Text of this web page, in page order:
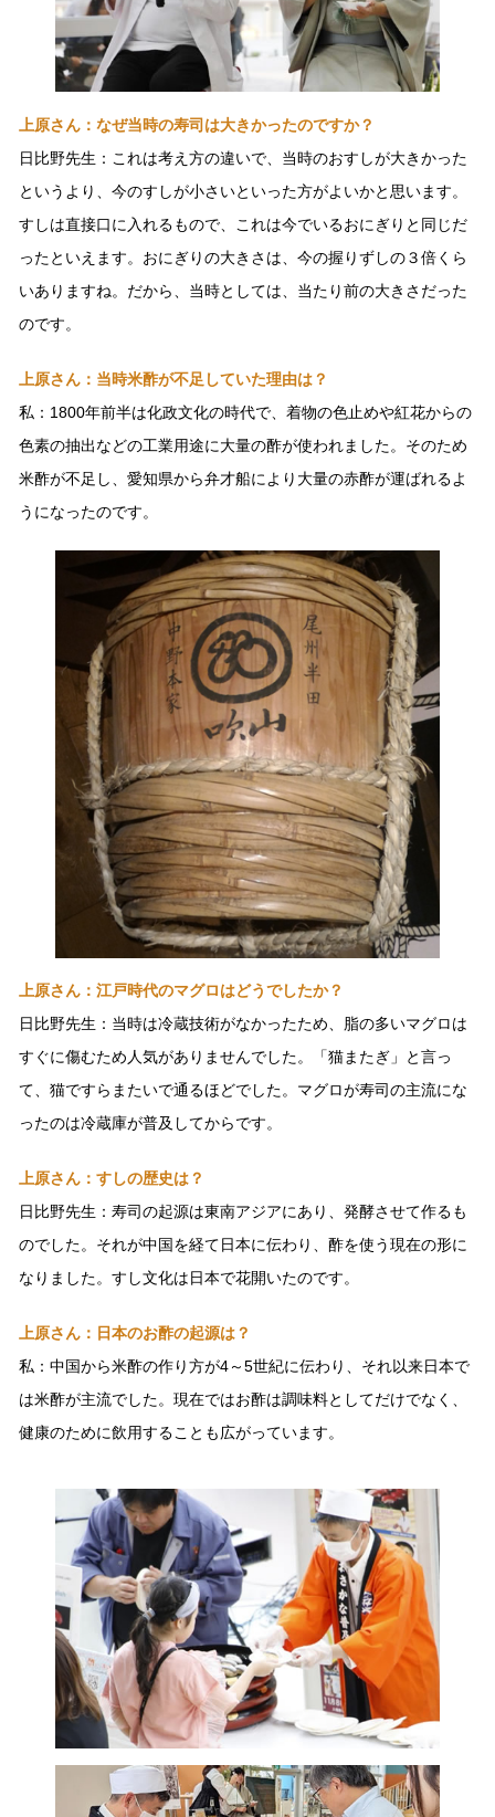
上原さん：なぜ当時の寿司は大きかったのですか？
日比野先生：これは考え方の違いで、当時のおすしが大きかった
というより、今のすしが小さいといった方がよいかと思います。
すしは直接口に入れるもので、これは今でいるおにぎりと同じだ
ったといえます。おにぎりの大きさは、今の握りずしの３倍くら
いありますね。だから、当時としては、当たり前の大きさだった
のです。
上原さん：当時米酢が不足していた理由は？
私：1800年前半は化政文化の時代で、着物の色止めや紅花からの
色素の抽出などの工業用途に大量の酢が使われました。そのため
米酢が不足し、愛知県から弁才船により大量の赤酢が運ばれるよ
うになったのです。
上原さん：江戸時代のマグロはどうでしたか？
日比野先生：当時は冷蔵技術がなかったため、脂の多いマグロは
すぐに傷むため人気がありませんでした。「猫またぎ」と言っ
て、猫ですらまたいで通るほどでした。マグロが寿司の主流にな
ったのは冷蔵庫が普及してからです。
上原さん：すしの歴史は？
日比野先生：寿司の起源は東南アジアにあり、発酵させて作るも
のでした。それが中国を経て日本に伝わり、酢を使う現在の形に
なりました。すし文化は日本で花開いたのです。
上原さん：日本のお酢の起源は？
私：中国から米酢の作り方が4～5世紀に伝わり、それ以来日本で
は米酢が主流でした。現在ではお酢は調味料としてだけでなく、
健康のために飲用することも広がっています。